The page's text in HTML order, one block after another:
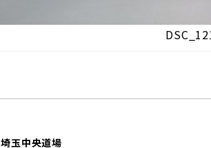
埼玉中央道場